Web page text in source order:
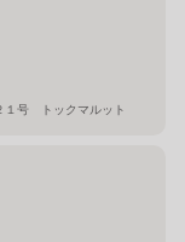
１号 トックマルット